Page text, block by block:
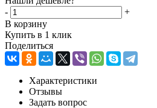
-
+
В корзину
Купить в 1 клик
Поделиться
Характеристики
Отзывы
Задать вопрос